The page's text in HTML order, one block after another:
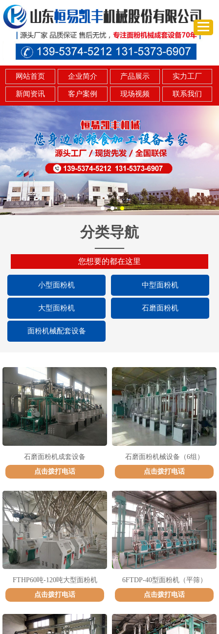
网站首页 企业简介 产品展示 实力工厂
新闻资讯 客户案例 现场视频 联系我们
1
分类导航
——
您想要的都在这里
小型面粉机 中型面粉机
大型面粉机 石磨面粉机
面粉机械配套设备
石磨面粉机成套设备
点击拨打电话
石磨面粉机械设备（6组）
点击拨打电话
FTHP60吨-120吨大型面粉机
点击拨打电话
6FTDP-40型面粉机（平筛）
点击拨打电话